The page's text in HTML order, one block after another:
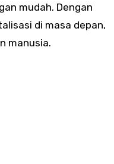
mudah. Dengan
di masa depan,
manusia.